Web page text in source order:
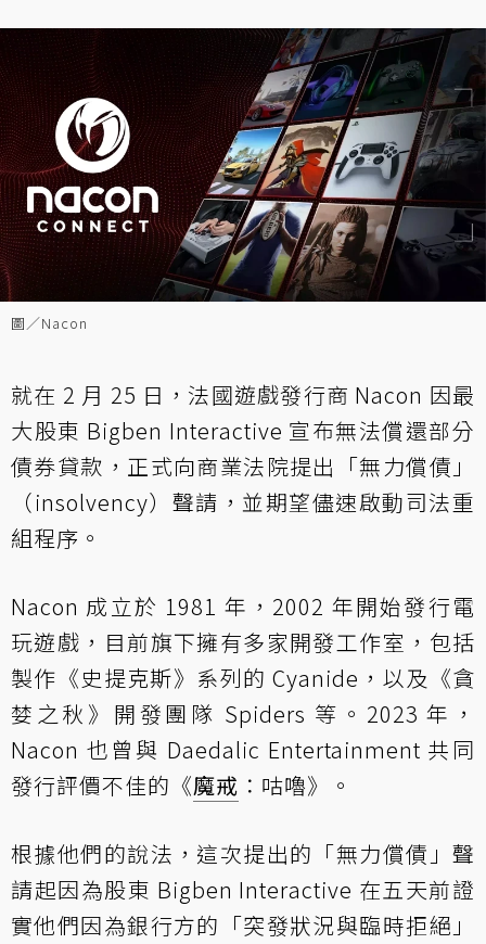
圖／Nacon
就在 2 月 25 日，法國遊戲發行商 Nacon 因最
大股東 Bigben Interactive 宣布無法償還部分
債券貸款，正式向商業法院提出「無力償債」
（insolvency）聲請，並期望儘速啟動司法重
組程序。
Nacon 成立於 1981 年，2002 年開始發行電
玩遊戲，目前旗下擁有多家開發工作室，包括
製作《史提克斯》系列的 Cyanide，以及《貪
婪之秋》開發團隊 Spiders 等。2023 年，
Nacon 也曾與 Daedalic Entertainment 共同
發行評價不佳的《魔戒 ：咕嚕》。
根據他們的說法，這次提出的「無力償債」聲
請起因為股東 Bigben Interactive 在五天前證
實他們因為銀行方的「突發狀況與臨時拒絕」